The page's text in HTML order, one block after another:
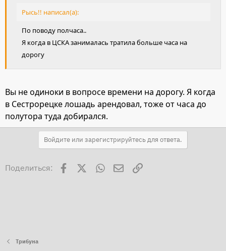
Рысь!! написал(а):
По поводу полчаса..
Я когда в ЦСКА занималась тратила больше часа на
дорогу
Вы не одиноки в вопросе времени на дорогу. Я когда
в Сестрорецке лошадь арендовал, тоже от часа до
полутора туда добирался.
Войдите или зарегистрируйтесь для ответа.
Поделиться: Facebook WhatsAppЭлектронная почта
Ссылка
Трибуна